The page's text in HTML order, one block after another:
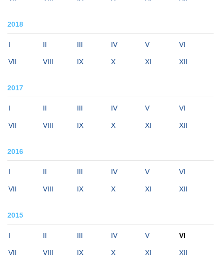
2018
I II III IV V VI
VII VIII IX X XI XII
2017
I II III IV V VI
VII VIII IX X XI XII
2016
I II III IV V VI
VII VIII IX X XI XII
2015
I II III IV V VI
VII VIII IX X XI XII